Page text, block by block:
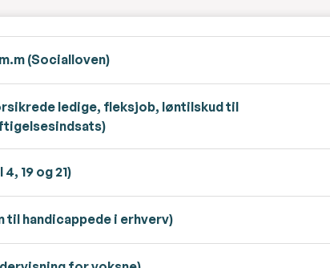
(Socialloven)
ledige, fleksjob, løntilskud til
19 og 21)
til handicappede i erhverv)